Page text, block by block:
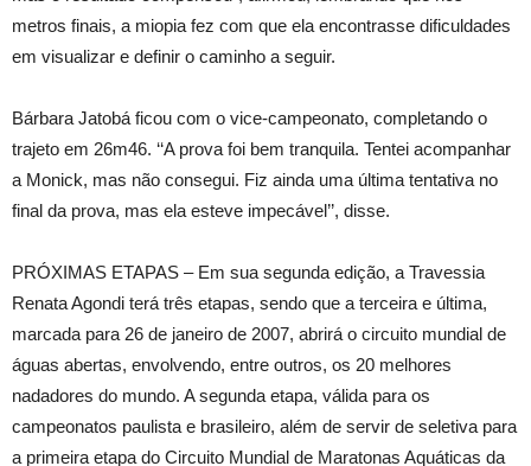
metros finais, a miopia fez com que ela encontrasse dificuldades
em visualizar e definir o caminho a seguir.
Bárbara Jatobá ficou com o vice-campeonato, completando o
trajeto em 26m46. ‘‘A prova foi bem tranquila. Tentei acompanhar
a Monick, mas não consegui. Fiz ainda uma última tentativa no
final da prova, mas ela esteve impecável’’, disse.
PRÓXIMAS ETAPAS – Em sua segunda edição, a Travessia
Renata Agondi terá três etapas, sendo que a terceira e última,
marcada para 26 de janeiro de 2007, abrirá o circuito mundial de
águas abertas, envolvendo, entre outros, os 20 melhores
nadadores do mundo. A segunda etapa, válida para os
campeonatos paulista e brasileiro, além de servir de seletiva para
a primeira etapa do Circuito Mundial de Maratonas Aquáticas da